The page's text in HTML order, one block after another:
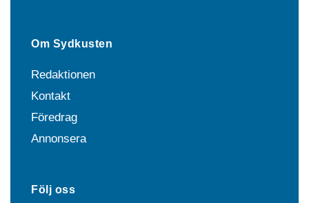
Om Sydkusten
Redaktionen
Kontakt
Föredrag
Annonsera
Följ oss